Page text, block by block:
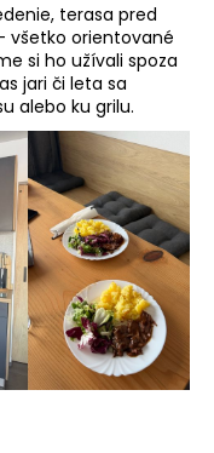
terasa pred
všetko orientované
si ho užívali spoza
jari či leta sa
alebo ku grilu.